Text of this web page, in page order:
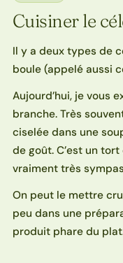
Cuisiner le
Il y a deux types de
boule (appelé aussi
Aujourd’hui, je vous
branche. Très
ciselée dans une
de goût. C’est un
vraiment très
On peut le mettre
peu dans une
produit phare du